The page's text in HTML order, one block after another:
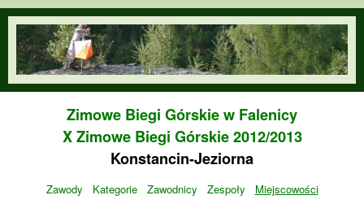
Przejdź do treści
orienteering.waw.pl
Zimowe Biegi Górskie w Falenicy
X Zimowe Biegi Górskie 2012/2013
Konstancin-Jeziorna
Zawody Kategorie Zawodnicy Zespoły Miejscowości